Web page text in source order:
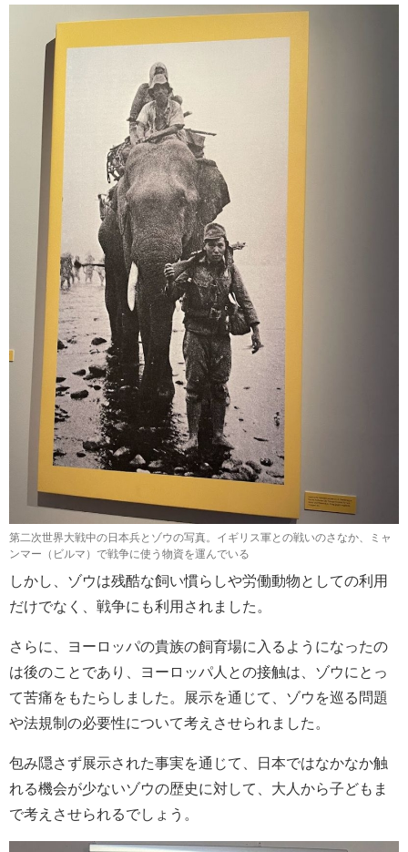
第二次世界大戦中の日本兵とゾウの写真。イギリス軍との戦いのさなか、ミャ
ンマー（ビルマ）で戦争に使う物資を運んでいる
しかし、ゾウは残酷な飼い慣らしや労働動物としての利用
だけでなく、戦争にも利用されました。
さらに、ヨーロッパの貴族の飼育場に入るようになったの
は後のことであり、ヨーロッパ人との接触は、ゾウにとっ
て苦痛をもたらしました。展示を通じて、ゾウを巡る問題
や法規制の必要性について考えさせられました。
包み隠さず展示された事実を通じて、日本ではなかなか触
れる機会が少ないゾウの歴史に対して、大人から子どもま
で考えさせられるでしょう。